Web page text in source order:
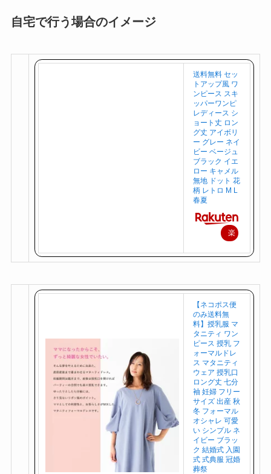
自宅で行う場合のイメージ
送料無料 セッ
トアップ風 ワ
ンピース スキ
ッパーワンピ
レディース シ
ョート丈 ロン
グ丈 アイボリ
ー グレー ネイ
ビー ベージュ
ブラック イエ
ロー キャメル
無地 ドット 花
柄 レトロ M L
春夏
楽
【ネコポス便
のみ送料無
料】授乳服 マ
タニティ ワン
ピース 授乳 フ
ォーマルドレ
ス マタニティ
ウェア 授乳口
ロング丈 七分
袖 妊婦 フリー
サイズ 出産 秋
冬 フォーマル
オシャレ 可愛
い シンプル ネ
イビー ブラッ
ク 結婚式 入園
式 式典服 冠婚
葬祭